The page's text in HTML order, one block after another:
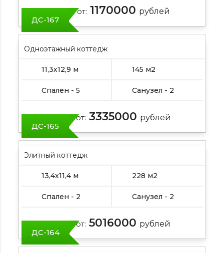
Цена от: 1170000 рублей
ДС-167
Одноэтажный коттедж
11,3х12,9 м 145 м2
Спален - 5 Санузел - 2
Цена от: 3335000 рублей
ДС-165
Элитный коттедж
13,4х11,4 м 228 м2
Спален - 2 Санузел - 2
Цена от: 5016000 рублей
ДС-164